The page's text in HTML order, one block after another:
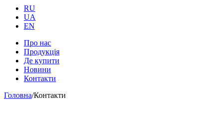
RU
UA
EN
Про нас
Продукція
Де купити
Новини
Контакти
Головна/Контакти